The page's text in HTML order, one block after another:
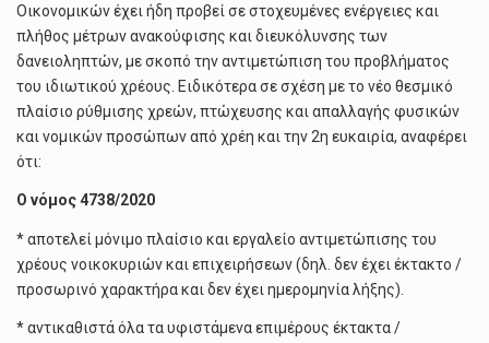
Οικονομικών έχει ήδη προβεί σε στοχευμένες ενέργειες και
πλήθος μέτρων ανακούφισης και διευκόλυνσης των
δανειοληπτών, με σκοπό την αντιμετώπιση του προβλήματος
του ιδιωτικού χρέους. Ειδικότερα σε σχέση με το νέο θεσμικό
πλαίσιο ρύθμισης χρεών, πτώχευσης και απαλλαγής φυσικών
και νομικών προσώπων από χρέη και την 2η ευκαιρία, αναφέρει
ότι:
Ο νόμος 4738/2020
* αποτελεί μόνιμο πλαίσιο και εργαλείο αντιμετώπισης του
χρέους νοικοκυριών και επιχειρήσεων (δηλ. δεν έχει έκτακτο /
προσωρινό χαρακτήρα και δεν έχει ημερομηνία λήξης).
* αντικαθιστά όλα τα υφιστάμενα επιμέρους έκτακτα /